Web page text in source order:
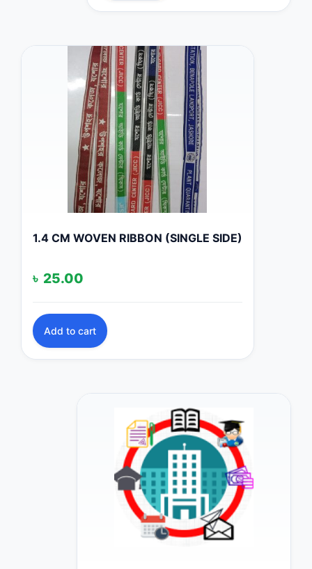
1.4 CM WOVEN RIBBON (SINGLE SIDE)
৳ 25.00
Add to cart